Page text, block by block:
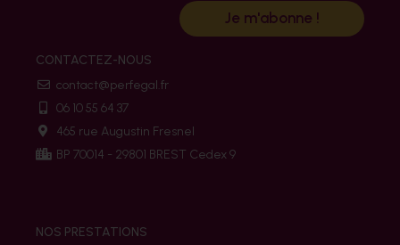
NOS PRESTATIONS
CONTACTEZ-NOUS
contact@perfegal.fr
06 10 55 64 37
465 rue Augustin Fresnel
BP 70014 - 29801 BREST Cedex 9
Je m'abonne !